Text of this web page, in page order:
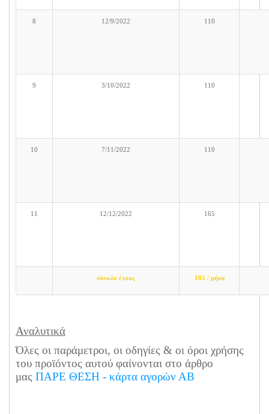
8 12/9/2022 110
9 3/10/2022 110
10 7/11/2022 110
11 12/12/2022 165
σύνολο έτους 105 / μήνα
Αναλυτικά
Όλες οι παράμετροι, οι οδηγίες & οι όροι χρήσης
του προϊόντος αυτού φαίνονται στο άρθρο
μας ΠΑΡΕ ΘΕΣΗ - κάρτα αγορών ΑΒ